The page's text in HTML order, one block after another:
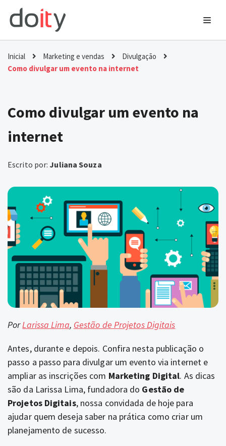
Ir
para
conteúdo
Inicial Marketing e vendas
Divulgação
Como divulgar um evento na internet
Como divulgar um evento na
internet
PorLarissa Lima, Gestão de Projetos Digitais
Antes, durante e depois. Confira nesta publicação o
passo a passo para divulgar um evento via internet e
ampliar as inscrições com Marketing Digital. As dicas
são da Larissa Lima, fundadora do Gestão de
Projetos Digitais, nossa convidada de hoje para
ajudar quem deseja saber na prática como criar um
planejamento de sucesso.